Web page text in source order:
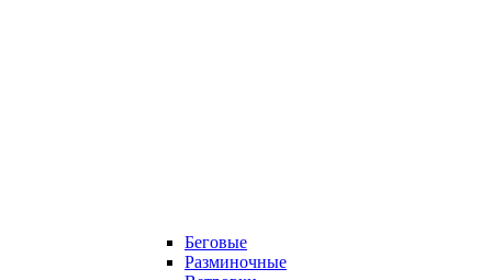
Беговые
Разминочные